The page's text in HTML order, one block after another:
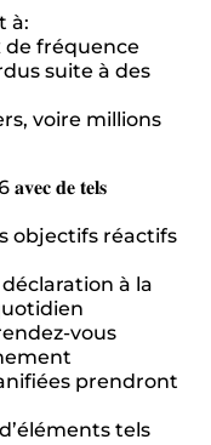
à:
de fréquence
suite à des
voire millions
𝐝𝐞 𝐭𝐞𝐥𝐬
objectifs réactifs
à la
vous
prendront
tels